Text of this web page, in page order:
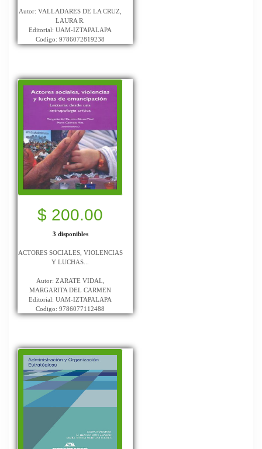
Autor: VALLADARES DE LA CRUZ,
LAURA R.
Editorial: UAM-IZTAPALAPA
Codigo: 9786072819238
$ 200.00
3 disponibles
ACTORES SOCIALES, VIOLENCIAS
Y LUCHAS...
Autor: ZARATE VIDAL,
MARGARITA DEL CARMEN
Editorial: UAM-IZTAPALAPA
Codigo: 9786077112488